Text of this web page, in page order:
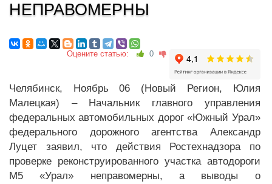
НЕПРАВОМЕРНЫ
Оцените статью: 0
Челябинск, Ноябрь 06 (Новый Регион, Юлия
Малецкая) – Начальник главного управления
федеральных автомобильных дорог «Южный Урал»
федерального дорожного агентства Александр
Луцет заявил, что действия Ростехнадзора по
проверке реконструированного участка автодороги
М5 «Урал» неправомерны, а выводы о